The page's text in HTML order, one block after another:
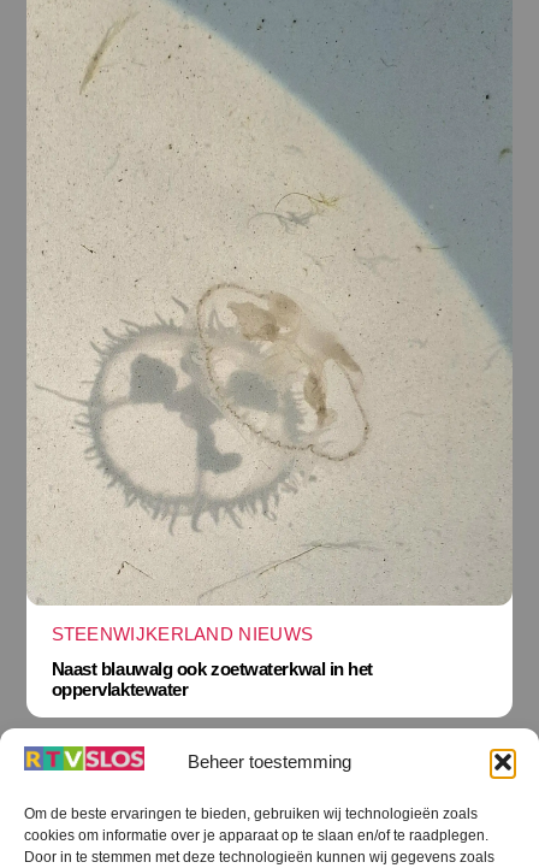
Beheer toestemming
Om de beste ervaringen te bieden, gebruiken wij technologieën zoals
cookies om informatie over je apparaat op te slaan en/of te raadplegen.
Door in te stemmen met deze technologieën kunnen wij gegevens zoals
STEENWIJKERLAND NIEUWS
Naast blauwalg ook zoetwaterkwal in het
oppervlaktewater
Terug
naar